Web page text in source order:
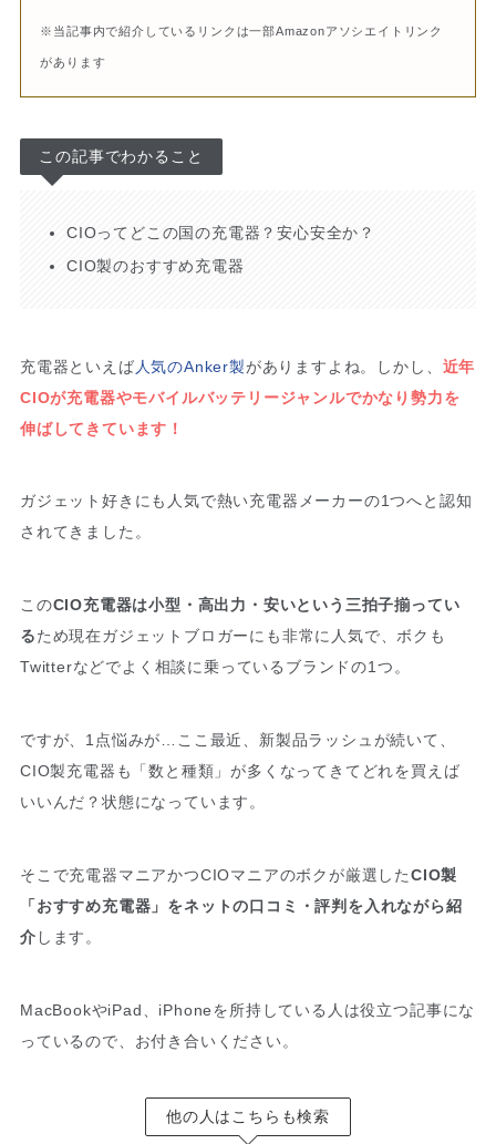
※当記事内で紹介しているリンクは一部Amazonアソシエイトリンク
があります
この記事でわかること
CIOってどこの国の充電器？安心安全か？
CIO製のおすすめ充電器
充電器といえば 人気のAnker製がありますよね。しかし、 近年
CIOが充電器やモバイルバッテリージャンルでかなり勢力を
伸ばしてきています！
ガジェット好きにも人気で熱い充電器メーカーの1つへと認知
されてきました。
このCIO充電器は小型・高出力・安いという三拍子揃ってい
るため現在ガジェットブロガーにも非常に人気で、ボクも
Twitterなどでよく相談に乗っているブランドの1つ。
ですが、1点悩みが…ここ最近、新製品ラッシュが続いて、
CIO製充電器も「数と種類」が多くなってきてどれを買えば
いいんだ？状態になっています。
そこで充電器マニアかつCIOマニアのボクが厳選したCIO製
「おすすめ充電器」をネットの口コミ・評判を入れながら紹
介 します。
MacBookやiPad、iPhoneを所持している人は役立つ記事にな
っているので、お付き合いください。
他の人はこちらも検索